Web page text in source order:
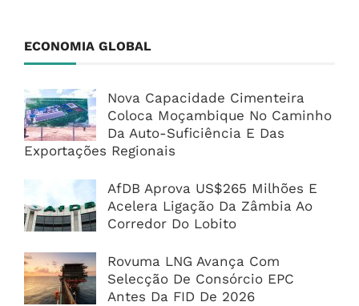
ECONOMIA GLOBAL
Nova Capacidade Cimenteira
Coloca Moçambique No Caminho
Da Auto-Suficiência E Das
Exportações Regionais
AfDB Aprova US$265 Milhões E
Acelera Ligação Da Zâmbia Ao
Corredor Do Lobito
Rovuma LNG Avança Com
Selecção De Consórcio EPC
Antes Da FID De 2026